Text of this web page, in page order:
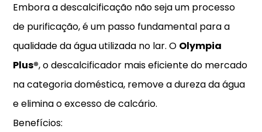
Embora a descalcificação não seja um processo
de purificação, é um passo fundamental para a
qualidade da água utilizada no lar. O Olympia
Plus®, o descalcificador mais eficiente do mercado
na categoria doméstica, remove a dureza da água
e elimina o excesso de calcário.
Benefícios: